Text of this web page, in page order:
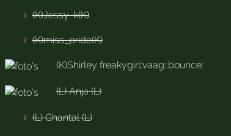
♀ (K)Jessy-k(K)
♀ (K)miss_pride(K)
(K)Shirley freakygirl:vaag::bounce:
(L) Anja (L)
♀ (L) Chantal (L)